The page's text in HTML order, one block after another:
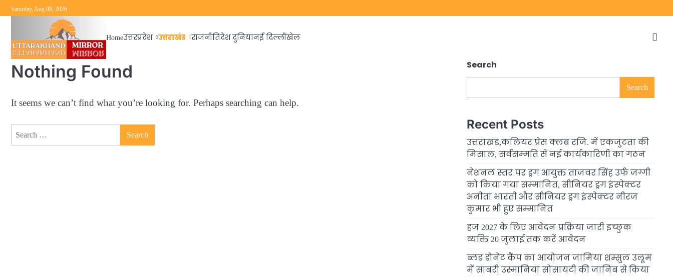
Skip
to
Saturday, Aug 08, 2026
Homeउत्तरप्रदेश उत्तराखंड राजनीतिदेश दुनियानई दिल्लीखेल
Nothing Found
It seems we can’t find what you’re looking for. Perhaps searching can help.
Search
Search
Recent Posts
उत्तराखंड,कलियर प्रेस क्लब रजि. में एकजुटता की
मिसाल, सर्वसम्मति से नई कार्यकारिणी का गठन
नेशनल स्तर पर ड्रग आयुक्त ताजवर सिंह उर्फ जग्गी
को किया गया सम्मानित, सीनियर ड्रग इंस्पेक्टर
अनीता भारती और सीनियर ड्रग इंस्पेक्टर नीरज
कुमार भी हुए सम्मानित
हज 2027 के लिए आवेदन प्रक्रिया जारी इच्छुक
व्यक्ति 20 जुलाई तक करें आवेदन
ब्लड डोनेट कैंप का आयोजन जामिया शम्सुल उलूम
में साबरी उस्मानिया सोसायटी की जानिब से किया